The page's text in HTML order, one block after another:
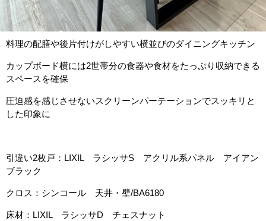
料理の配膳や後片付けがしやすい横並びのダイニングキッチン
カップボード横には2世帯分の食器や食材をたっぷり収納できる
スペースを確保
圧迫感を感じさせないスクリーンパーテーションでスッキリと
した印象に
引違い2枚戸：LIXIL ラシッサS アクリル系パネル アイアン
ブラック
クロス：シンコール 天井・壁/BA6180
床材：LIXIL ラシッサD チェスナット